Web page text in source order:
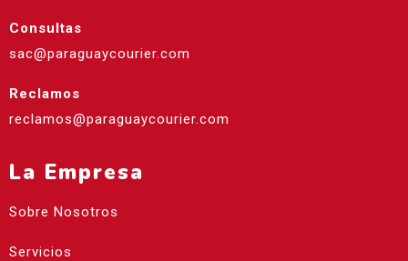
Consultas
sac@paraguaycourier.com
Reclamos
reclamos@paraguaycourier.com
La Empresa
Sobre Nosotros
Servicios